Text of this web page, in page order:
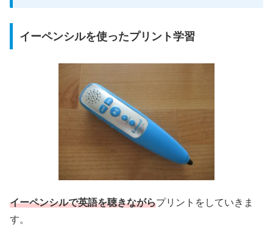
イーペンシルを使ったプリント学習
イーペンシルで英語を聴きながらプリントをしていきま
す。